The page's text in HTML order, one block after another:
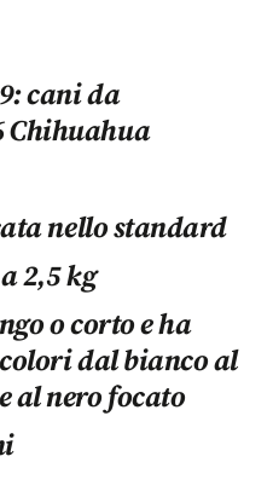
cani da
Chihuahua
nello standard
2,5 kg
o corto e ha
dal bianco al
al nero focato